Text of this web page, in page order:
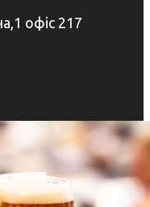
офіс 217